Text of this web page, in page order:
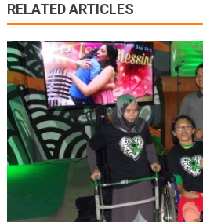
RELATED ARTICLES